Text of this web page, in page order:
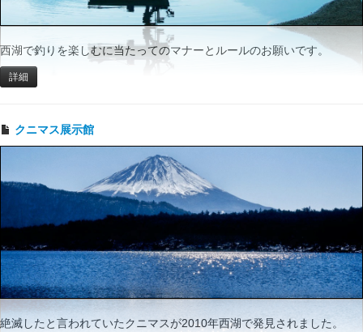
西湖で釣りを楽しむに当たってのマナーとルールのお願いです。
詳細
クニマス展示館
絶滅したと言われていたクニマスが2010年西湖で発見されました。